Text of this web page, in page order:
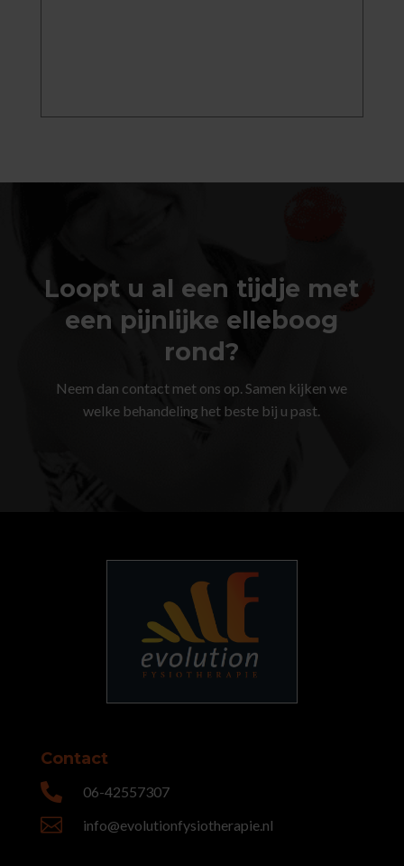
Loopt u al een tijdje met
een pijnlijke elleboog
rond?
Neem dan contact met ons op. Samen kijken we
welke behandeling het beste bij u past.
Contact
 06-42557307
 info@evolutionfysiotherapie.nl